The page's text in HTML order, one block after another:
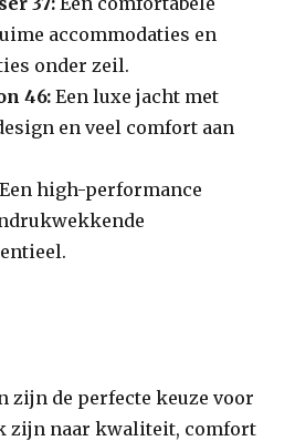
accommodaties en
onder zeil.
46: Een luxe jacht met
en veel comfort aan
Een high-performance
zijn de perfecte keuze voor
zijn naar kwaliteit, comfort